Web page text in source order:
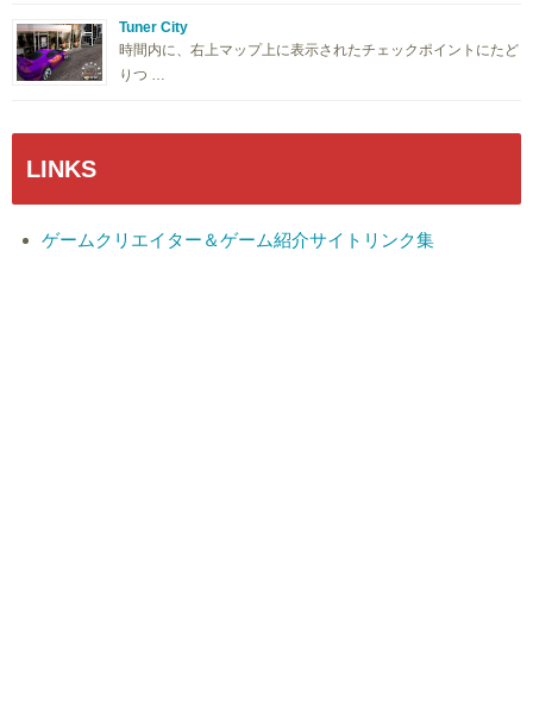
Tuner City
時間内に、右上マップ上に表示されたチェックポイントにたど
りつ …
LINKS
ゲームクリエイター＆ゲーム紹介サイトリンク集